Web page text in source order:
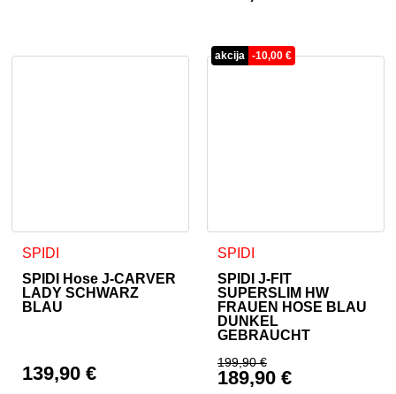
SPIDI
SPIDI Hose J-CARVER
LADY SCHWARZ
BLAU
139,90€
Dieses Produkt weist mehrere Varianten auf. Die
akcija -10,00 €
SPIDI
SPIDI J-FIT
SUPERSLIM HW
FRAUEN HOSE BLAU
DUNKEL
GEBRAUCHT
199,90€
Ursprünglicher
189,90 €
Dieses Produkt weist